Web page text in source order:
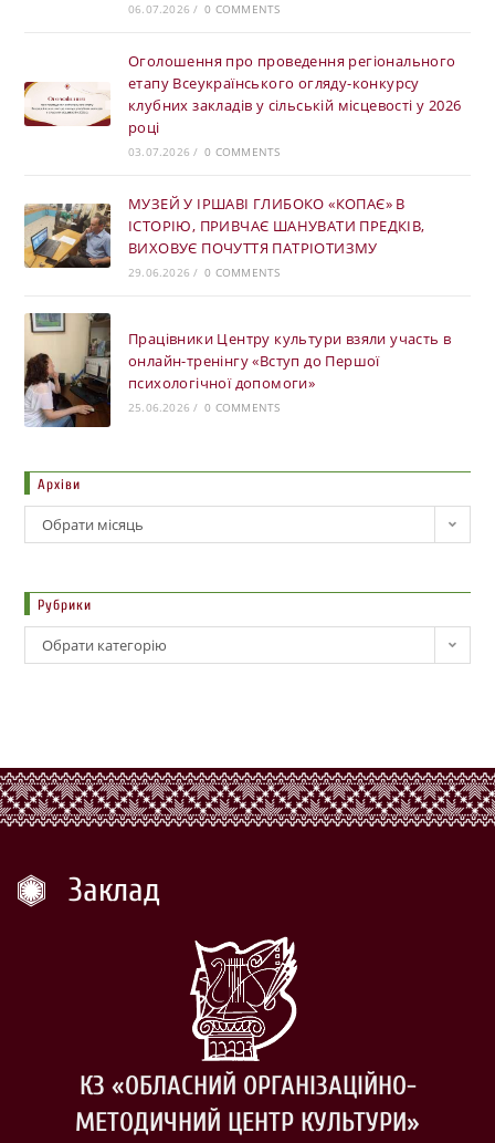
06.07.2026 / 0 COMMENTS
Оголошення про проведення регіонального
етапу Всеукраїнського огляду-конкурсу
клубних закладів у сільській місцевості у 2026
році
03.07.2026 / 0 COMMENTS
МУЗЕЙ У ІРШАВІ ГЛИБОКО «КОПАЄ» В
ІСТОРІЮ, ПРИВЧАЄ ШАНУВАТИ ПРЕДКІВ,
ВИХОВУЄ ПОЧУТТЯ ПАТРІОТИЗМУ
29.06.2026 / 0 COMMENTS
Працівники Центру культури взяли участь в
онлайн-тренінгу «Вступ до Першої
психологічної допомоги»
25.06.2026 / 0 COMMENTS
Архіви
Обрати місяць
Рубрики
Обрати категорію
Заклад
КЗ «ОБЛАСНИЙ ОРГАНІЗАЦІЙНО-
МЕТОДИЧНИЙ ЦЕНТР КУЛЬТУРИ»